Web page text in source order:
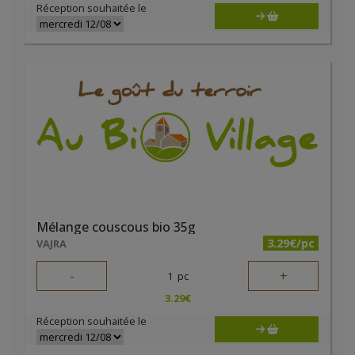
Réception souhaitée le
Mélange couscous bio 35g
VAJRA 3.29€/pc
- 1 pc +
3.29€
Réception souhaitée le